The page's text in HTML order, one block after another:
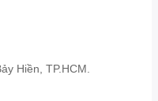
Hiền, TP.HCM.